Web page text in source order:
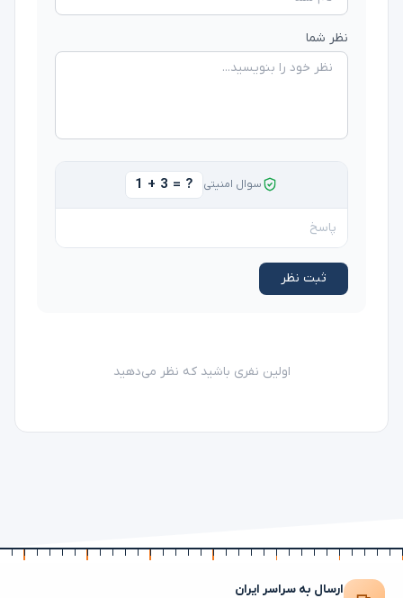
نظر شما
سوال امنیتی 1 + 3 = ?
ثبت نظر
اولین نفری باشید که نظر می‌دهید
ارسال به سراسر ایران